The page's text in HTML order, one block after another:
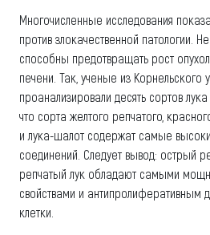
Многочисленные исследования
против злокачественной патологии.
способны предотвращать рост
печени. Так, ученые из Корнельского
проанализировали десять сортов
что сорта желтого репчатого,
и лука-шалот содержат самые
соединений. Следует вывод: острый
репчатый лук обладают самыми
свойствами и антипролиферативным
клетки.